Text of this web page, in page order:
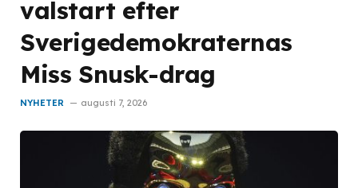
valstart efter
Sverigedemokraternas
Miss Snusk-drag
NYHETER augusti 7, 2026